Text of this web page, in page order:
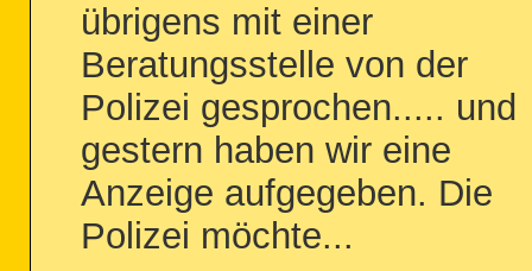
übrigens mit einer
Beratungsstelle von der
Polizei gesprochen..... und
gestern haben wir eine
Anzeige aufgegeben. Die
Polizei möchte...